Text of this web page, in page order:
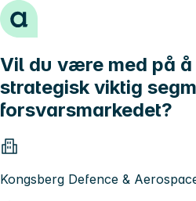
Hopp til innhold
Vil du være med på
strategisk viktig
forsvarsmarkedet?
Kongsberg Defence &